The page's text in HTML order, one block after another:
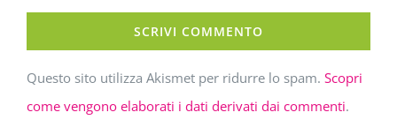
Questo sito utilizza Akismet per ridurre lo spam. Scopri
come vengono elaborati i dati derivati dai commenti.